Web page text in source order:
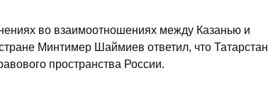
во взаимоотношениях между Казанью и
Минтимер Шаймиев ответил, что Татарстан
пространства России.